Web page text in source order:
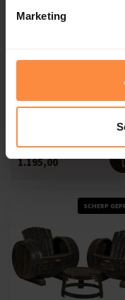
Marketing
1.195,00
SCHERP